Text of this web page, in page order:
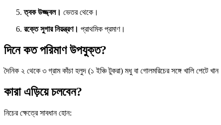
ত্বক উজ্জ্বল। ভেতর থেকে।
রক্তে সুগার নিয়ন্ত্রণ। প্রাথমিক প্রমাণ।
দিনে কত পরিমাণ উপযুক্ত?
দৈনিক ২ থেকে ৩ গ্রাম কাঁচা হলুদ (১ ইঞ্চি টুকরা) মধু বা গোলমরিচের সঙ্গে খালি পেটে
কারা এড়িয়ে চলবেন?
নিচের ক্ষেত্রে সাবধান হোন: